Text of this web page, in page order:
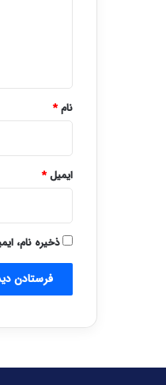
نام*
ایمیل*
ذخیره نام،